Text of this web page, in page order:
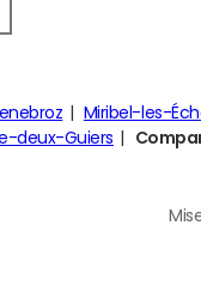
Miribel-les-
deux-Guiers